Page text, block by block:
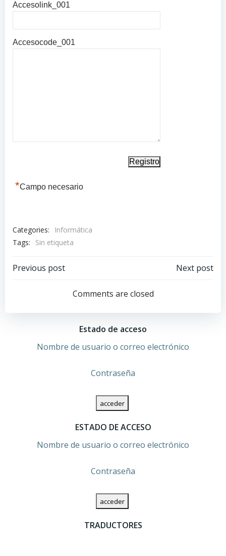
Accesolink_001
Accesocode_001
*Campo necesario
Categories:
Informática
Tags:
Sin etiqueta
Navegación
las
entradas
Previous post
Navegación
por
las
entradas
Next post
Comments are closed
Estado de acceso
Nombre de usuario o correo electrónico
Contraseña
ESTADO DE ACCESO
Nombre de usuario o correo electrónico
Contraseña
TRADUCTORES